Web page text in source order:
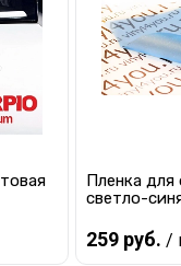
Пленка для
светло-
259 руб. /